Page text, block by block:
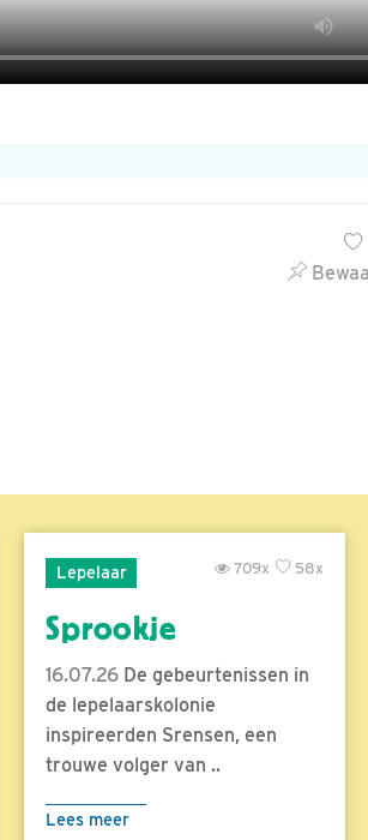
Lepelaar 58x
709x
Sprookje
16.07.26 De gebeurtenissen in
de lepelaarskolonie
inspireerden Srensen, een
trouwe volger van ..
Lees meer